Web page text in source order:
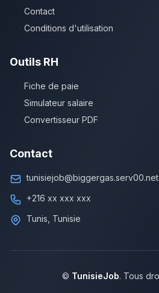
Contact
Conditions d'utilisation
Outils RH
Fiche de paie
Simulateur salaire
Convertisseur PDF
Contact
tunisiejob@biggergas.serv00.net
+216 xx xxx xxx
Tunis, Tunisie
© TunisieJob. Tous